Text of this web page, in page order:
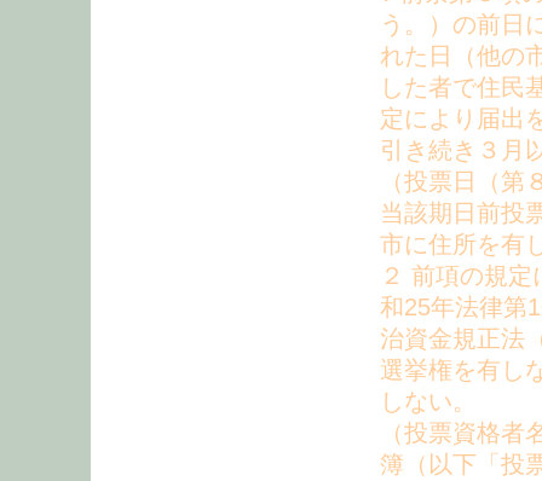
う。）の前日
れた日（他の
した者で住民
定により届出
引き続き３月
（投票日（
当該期日前投
市に住所を有
２ 前項の規
和25年法律第
治資金規正法
選挙権を有し
しない。
（投票資格
簿（以下「投